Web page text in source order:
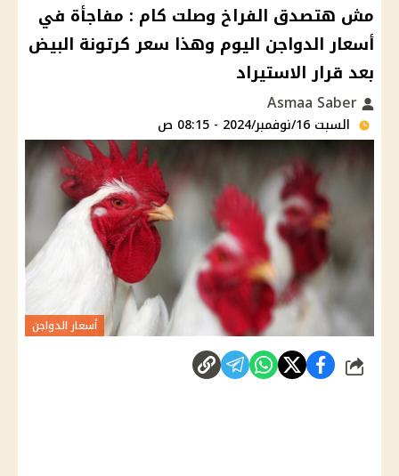
مش هتصدق الفراخ وصلت كام : مفاجأة في
أسعار الدواجن اليوم وهذا سعر كرتونة البيض
بعد قرار الاستيراد
السبت 16/نوفمبر/2024 - 08:15 ص
أسعار الدواجن
شارك